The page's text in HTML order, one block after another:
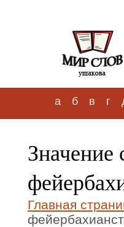
а б в г
Значение
Главная